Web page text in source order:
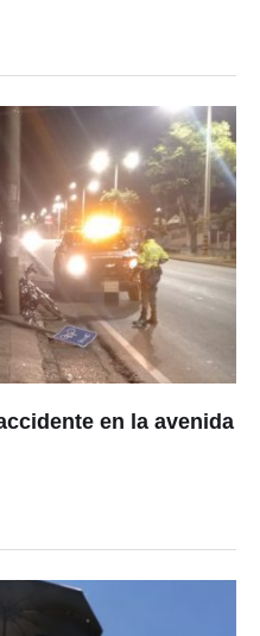
en la avenida